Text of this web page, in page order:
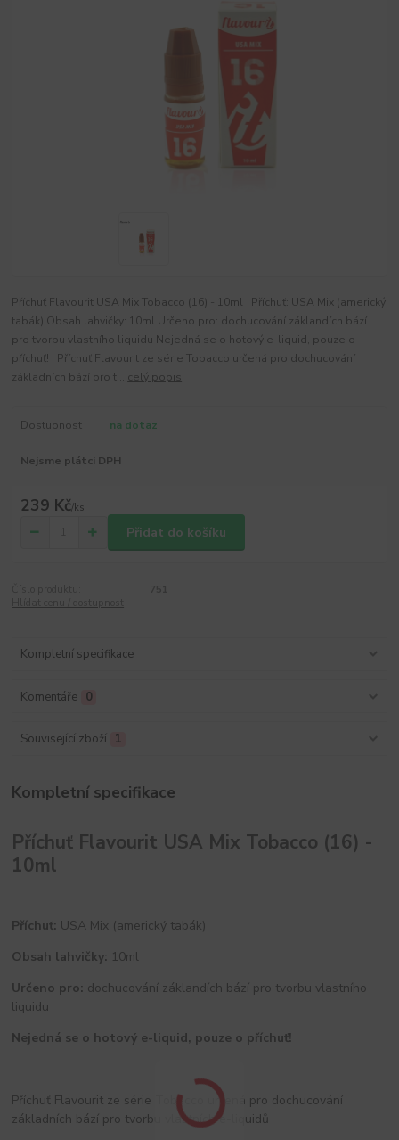
Příchuť Flavourit USA Mix Tobacco (16) - 10ml Příchuť: USA Mix (americký
tabák) Obsah lahvičky: 10ml Určeno pro: dochucování záklandích bází
pro tvorbu vlastního liquidu Nejedná se o hotový e-liquid, pouze o
příchuť! Příchuť Flavourit ze série Tobacco určená pro dochucování
základních bází pro t... celý popis
Dostupnost na dotaz
Nejsme plátci DPH
239 Kč/ks
Přidat do košíku
Kompletní specifikace
Komentáře 0
Související zboží 1
Kompletní specifikace
Příchuť Flavourit USA Mix Tobacco (16) -
10ml
Příchuť: USA Mix (americký tabák)
Obsah lahvičky: 10ml
Určeno pro: dochucování záklandích bází pro tvorbu vlastního
liquidu
Nejedná se o hotový e-liquid, pouze o příchuť!
Příchuť Flavourit ze série Tobacco určená pro dochucování
základních bází pro tvorbu vlastních e-liquidů